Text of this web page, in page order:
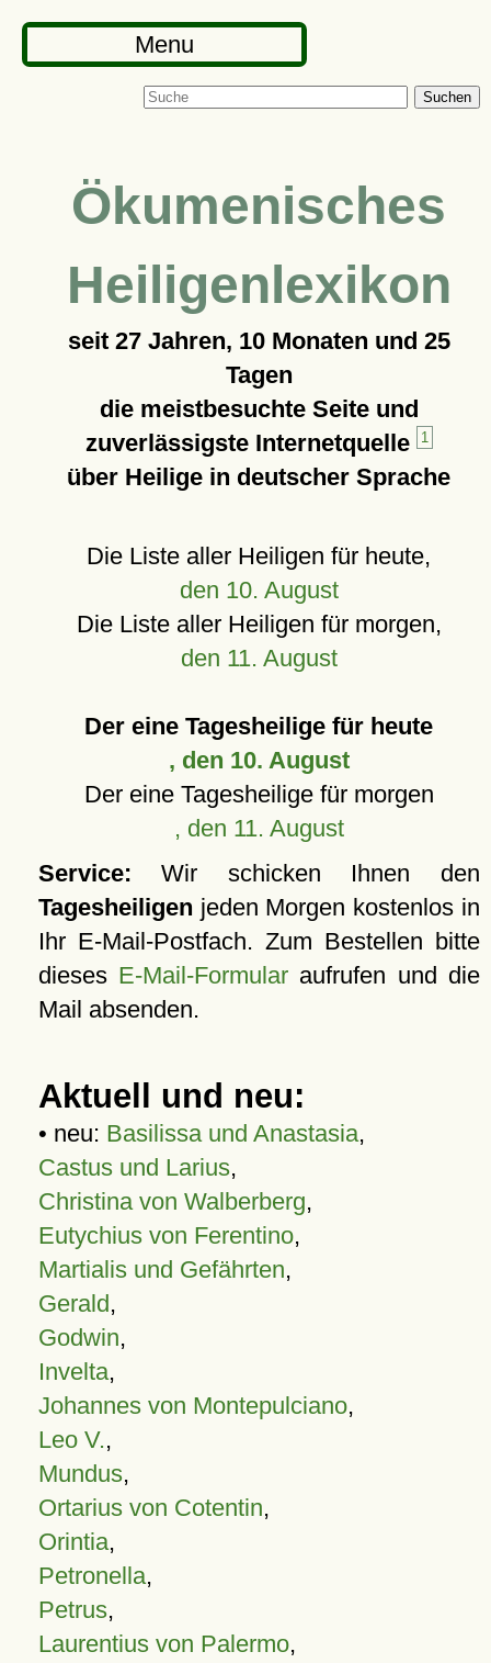
Menu
Suchen
Ökumenisches
Heiligenlexikon
seit 27 Jahren, 10 Monaten und 25
Tagen
die meistbesuchte Seite und
zuverlässigste Internetquelle
1
über Heilige in deutscher Sprache
Die Liste aller Heiligen für heute,
den 10. August
Die Liste aller Heiligen für morgen,
den 11. August
Der eine Tagesheilige für heute
, den 10. August
Der eine Tagesheilige für morgen
, den 11. August
Service: Wir schicken Ihnen den
Tagesheiligen jeden Morgen kostenlos in
Ihr E-Mail-Postfach. Zum Bestellen bitte
dieses E-Mail-Formular aufrufen und die
Mail absenden.
Aktuell und neu:
• neu: Basilissa und Anastasia,
Castus und Larius,
Christina von Walberberg,
Eutychius von Ferentino,
Martialis und Gefährten,
Gerald,
Godwin,
Invelta,
Johannes von Montepulciano,
Leo V.,
Mundus,
Ortarius von Cotentin,
Orintia,
Petronella,
Petrus,
Laurentius von Palermo,